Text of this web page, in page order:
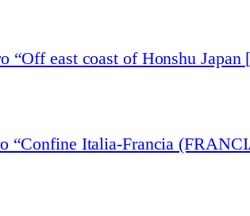
“Off east coast of Honshu Japan
“Confine Italia-Francia